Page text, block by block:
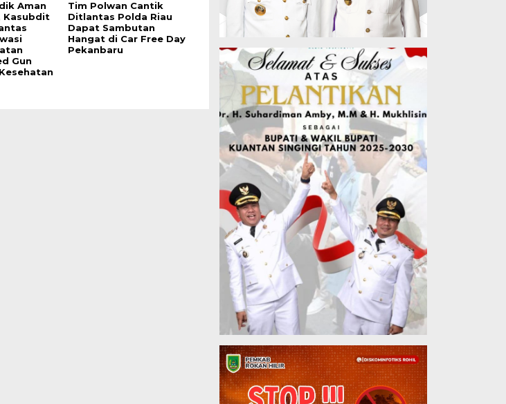
Aman
Kasubdit
Gun
Tim Polwan Cantik
Ditlantas Polda Riau
Dapat Sambutan
Hangat di Car Free Day
Pekanbaru